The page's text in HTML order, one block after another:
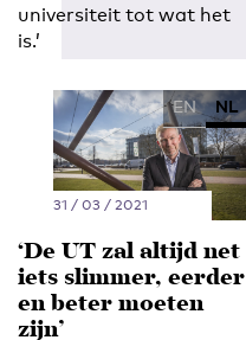
universiteit tot wat het
is.’
EN NL
31 / 03 / 2021
‘De UT zal altijd net
iets slimmer, eerder
en beter moeten
zijn’